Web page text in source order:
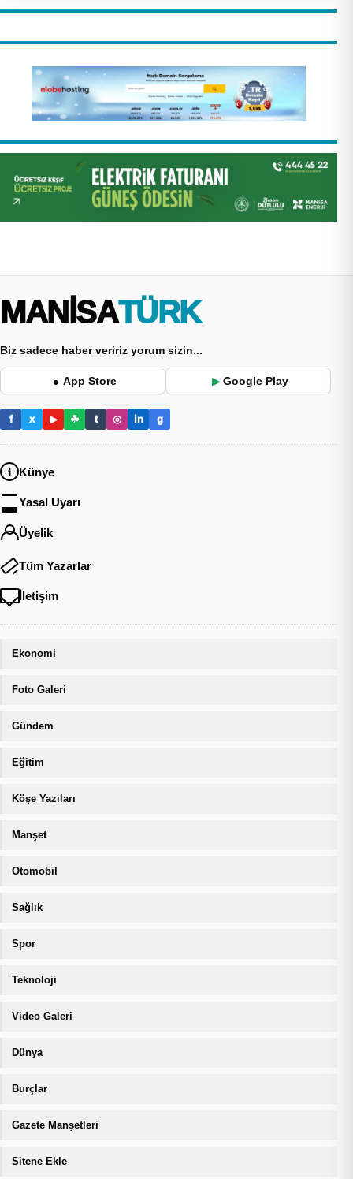
MANİSA TÜRK
Biz sadece haber veririz yorum sizin...
● App Store ▶ Google Play
f x ▶ ☘ t ◎ in g
Künye
Yasal Uyarı
Üyelik
Tüm Yazarlar
İletişim
Ekonomi
Foto Galeri
Gündem
Eğitim
Köşe Yazıları
Manşet
Otomobil
Sağlık
Spor
Teknoloji
Video Galeri
Dünya
Burçlar
Gazete Manşetleri
Sitene Ekle